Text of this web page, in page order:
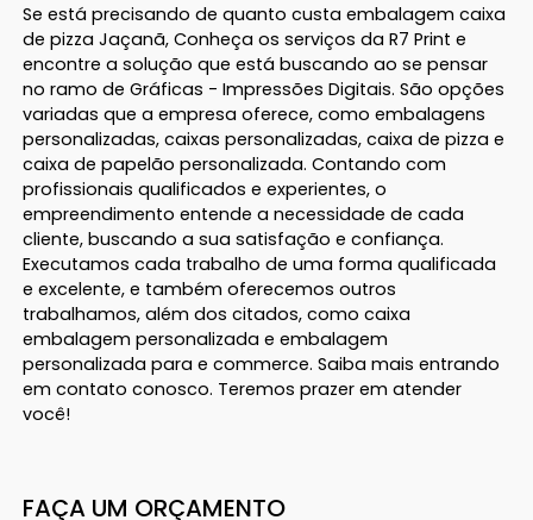
Se está precisando de quanto custa embalagem caixa
de pizza Jaçanã, Conheça os serviços da R7 Print e
encontre a solução que está buscando ao se pensar
no ramo de Gráficas - Impressões Digitais. São opções
variadas que a empresa oferece, como embalagens
personalizadas, caixas personalizadas, caixa de pizza e
caixa de papelão personalizada. Contando com
profissionais qualificados e experientes, o
empreendimento entende a necessidade de cada
cliente, buscando a sua satisfação e confiança.
Executamos cada trabalho de uma forma qualificada
e excelente, e também oferecemos outros
trabalhamos, além dos citados, como caixa
embalagem personalizada e embalagem
personalizada para e commerce. Saiba mais entrando
em contato conosco. Teremos prazer em atender
você!
FAÇA UM ORÇAMENTO